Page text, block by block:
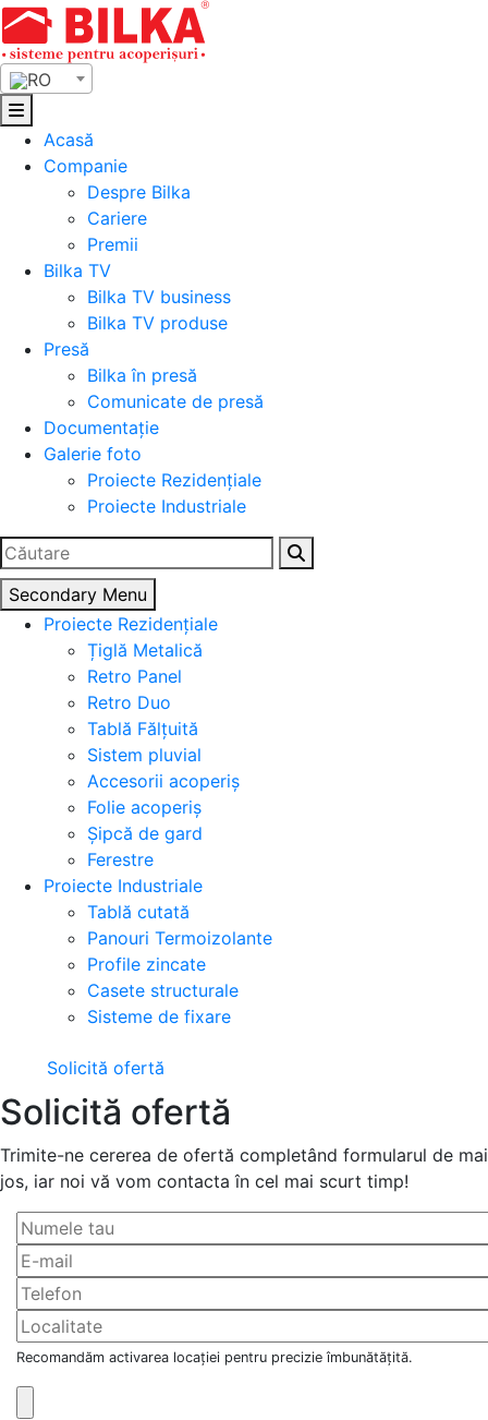
Skip
to
content
RO
Acasă
Companie
Despre Bilka
Cariere
Premii
Bilka TV
Bilka TV business
Bilka TV produse
Presă
Bilka în presă
Comunicate de presă
Documentație
Galerie foto
Proiecte Rezidențiale
Proiecte Industriale
Caută
după:
Secondary Menu
Proiecte Rezidențiale
Țiglă Metalică
Retro Panel
Retro Duo
Tablă Fălțuită
Sistem pluvial
Accesorii acoperiș
Folie acoperiș
Șipcă de gard
Ferestre
Proiecte Industriale
Tablă cutată
Panouri Termoizolante
Profile zincate
Casete structurale
Sisteme de fixare
Solicită ofertă
Solicită ofertă
Trimite-ne cererea de ofertă completând formularul de mai
jos, iar noi vă vom contacta în cel mai scurt timp!
Recomandăm activarea locației pentru precizie îmbunătățită.